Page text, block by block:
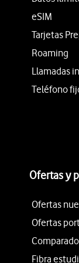
eSIM
Tarjetas
Roaming
Llamadas
Teléfono
Ofertas y
Ofertas
Ofertas
Fibra